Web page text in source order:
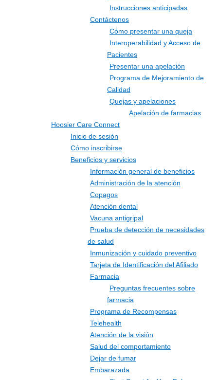
Instrucciones anticipadas
Contáctenos
Cómo presentar una queja
Interoperabilidad y Acceso de
Pacientes
Presentar una apelación
Programa de Mejoramiento de
Calidad
Quejas y apelaciones
Apelación de farmacias
Hoosier Care Connect
Inicio de sesión
Cómo inscribirse
Beneficios y servicios
Información general de beneficios
Administración de la atención
Copagos
Atención dental
Vacuna antigripal
Prueba de detección de necesidades
de salud
Inmunización y cuidado preventivo
Tarjeta de Identificación del Afiliado
Farmacia
Preguntas frecuentes sobre
farmacia
Programa de Recompensas
Telehealth
Atención de la visión
Salud del comportamiento
Dejar de fumar
Embarazada